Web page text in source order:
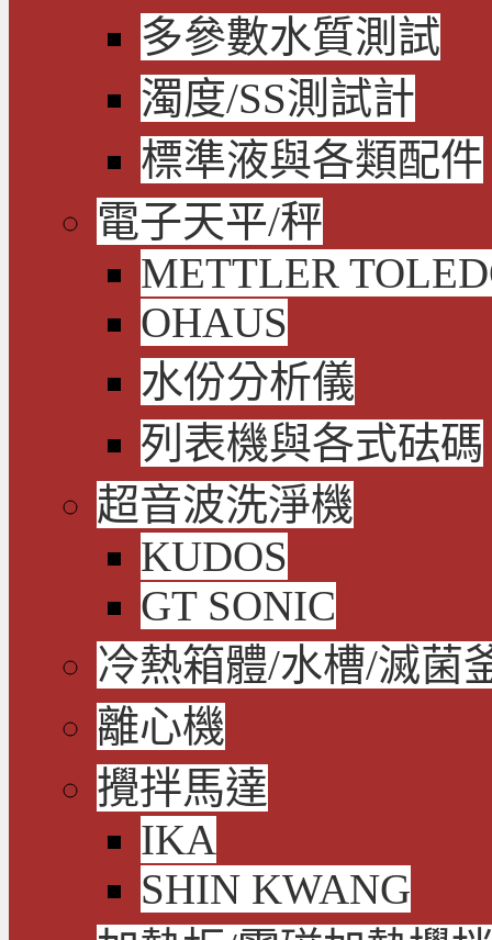
多參數水質測試
濁度/SS測試計
標準液與各類配件
電子天平/秤
METTLER
OHAUS
水份分析儀
列表機與各式砝碼
超音波洗淨機
KUDOS
GT SONIC
冷熱箱體/水槽/滅菌
離心機
攪拌馬達
IKA
SHIN KWANG